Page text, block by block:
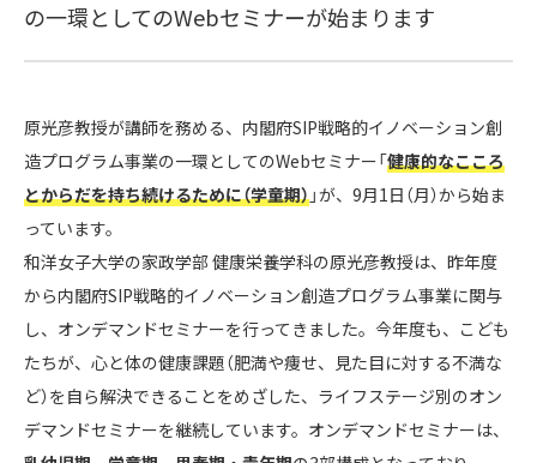
の一環としてのWebセミナーが始まります
原光彦教授が講師を務める、内閣府SIP戦略的イノベーション創
造プログラム事業の一環としてのWebセミナー「健康的なこころ
とからだを持ち続けるために（学童期）」が、9月1日（月）から始ま
っています。
和洋女子大学の家政学部 健康栄養学科の原光彦教授は、昨年度
から内閣府SIP戦略的イノベーション創造プログラム事業に関与
し、オンデマンドセミナーを行ってきました。今年度も、こども
たちが、心と体の健康課題（肥満や痩せ、見た目に対する不満な
ど）を自ら解決できることをめざした、ライフステージ別のオン
デマンドセミナーを継続しています。オンデマンドセミナーは、